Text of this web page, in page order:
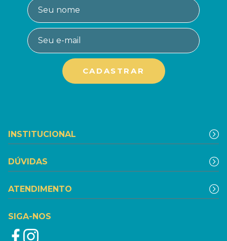
INSTITUCIONAL
DÚVIDAS
ATENDIMENTO
SIGA-NOS